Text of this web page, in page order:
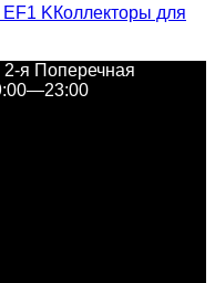
KКоллекторы для
2-я Поперечная